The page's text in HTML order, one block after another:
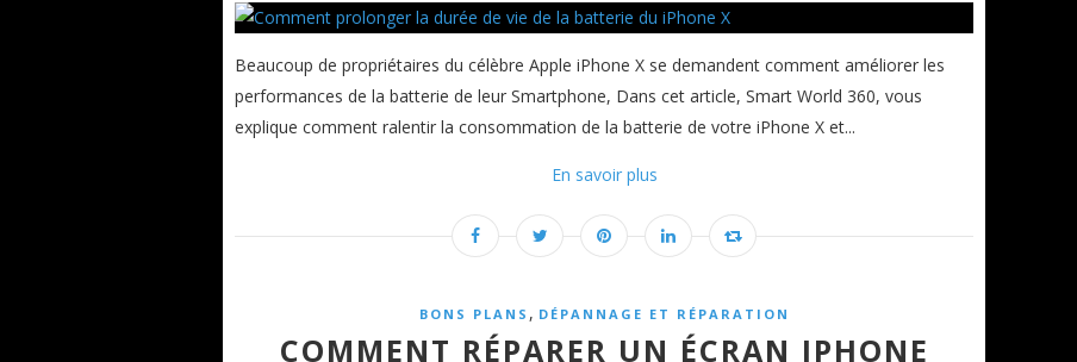
Beaucoup de propriétaires du célèbre Apple iPhone X se demandent comment améliorer les
performances de la batterie de leur Smartphone, Dans cet article, Smart World 360, vous
explique comment ralentir la consommation de la batterie de votre iPhone X et...
En savoir plus
BONS PLANS , DÉPANNAGE ET RÉPARATION
COMMENT RÉPARER UN ÉCRAN IPHONE